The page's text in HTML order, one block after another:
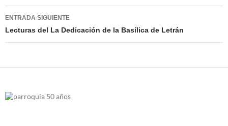
entradas
ENTRADA SIGUIENTE
Lecturas del La Dedicación de la Basílica de Letrán